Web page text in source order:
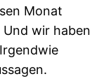
Monat
Und wir haben